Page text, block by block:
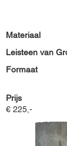
Materiaal
Leisteen van
Formaat
Prijs
€ 225,-